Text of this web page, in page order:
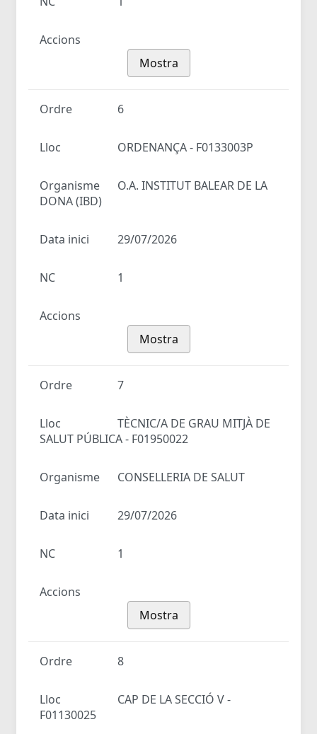
Accions
Mostra
Ordre 6
Lloc ORDENANÇA - F0133003P
Organisme
O.A. INSTITUT BALEAR DE LA
DONA (IBD)
Data inici 29/07/2026
NC 1
Accions
Mostra
Ordre 7
Lloc
TÈCNIC/A DE GRAU MITJÀ DE
SALUT PÚBLICA - F01950022
Organisme CONSELLERIA DE SALUT
Data inici 29/07/2026
NC 1
Accions
Mostra
Ordre 8
Lloc
CAP DE LA SECCIÓ V -
F01130025